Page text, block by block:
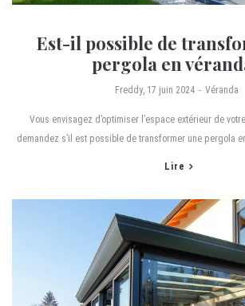
Est-il possible de
pergola en
by
Freddy 17 juin 2024 Véranda
Vous envisagez d’optimiser l’espace extérieur de
demandez s’il est possible de transformer une pergola
Lire